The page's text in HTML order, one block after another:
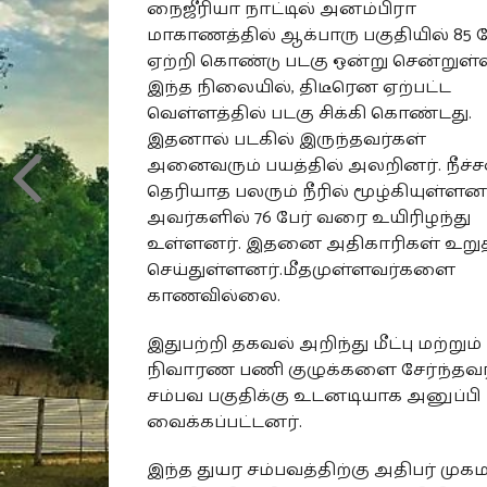
நைஜீரியா நாட்டில் அனம்பிரா
மாகாணத்தில் ஆக்பாரு பகுதியில் 85
ஏற்றி கொண்டு படகு ஒன்று
இந்த நிலையில், திடீரென ஏற்பட்ட
வெள்ளத்தில் படகு சிக்கி கொண்டது.
இதனால் படகில் இருந்தவர்கள்
அனைவரும் பயத்தில் அலறினர்.
தெரியாத பலரும் நீரில்
அவர்களில் 76 பேர் வரை உயிரிழந்து
உள்ளனர். இதனை அதிகாரிகள்
செய்துள்ளனர்.மீதமுள்ளவர்களை
காணவில்லை.
இதுபற்றி தகவல் அறிந்து மீட்பு மற்றும்
நிவாரண பணி குழுக்களை
சம்பவ பகுதிக்கு உடனடியாக அனுப்பி
வைக்கப்பட்டனர்.
இந்த துயர சம்பவத்திற்கு அதிபர்